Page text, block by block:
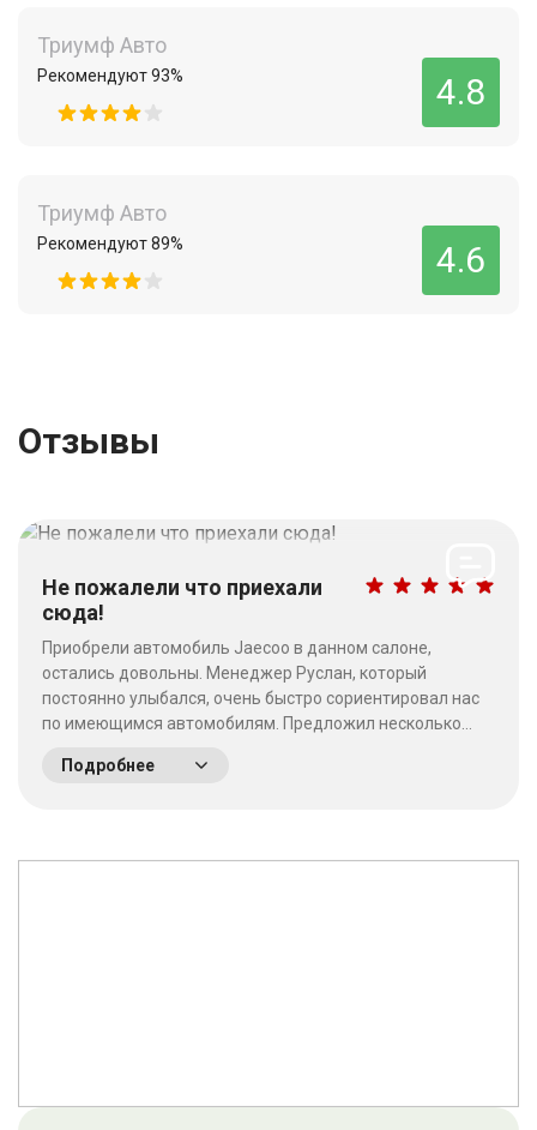
Триумф Авто
Рекомендуют 93% 4.8
Триумф Авто
Рекомендуют 89% 4.6
Отзывы
Не пожалели что приехали
сюда!
Приобрели автомобиль Jaecoo в данном салоне,
остались довольны. Менеджер Руслан, который
постоянно улыбался, очень быстро сориентировал нас
по имеющимся автомобилям. Предложил несколько
пожалели что приехали сюда! Качество работы на
Подробнее